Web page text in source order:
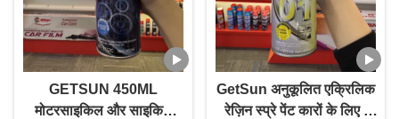
GETSUN 450ML
मोटरसाइकिल और साइकिल
GetSun अनुकूलित एक्रिलिक
रेज़िन स्प्रे पेंट कारों के लिए -